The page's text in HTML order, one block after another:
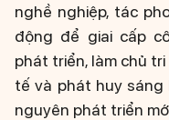
nghề nghiệp, tác
động để giai cấp
phát triển, làm chủ
tế và phát huy sáng
nguyên phát triển